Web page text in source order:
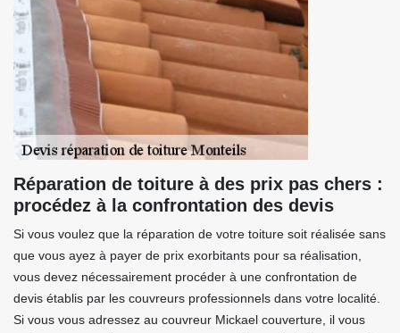
Réparation de toiture à des prix pas chers :
procédez à la confrontation des devis
Si vous voulez que la réparation de votre toiture soit réalisée sans
que vous ayez à payer de prix exorbitants pour sa réalisation,
vous devez nécessairement procéder à une confrontation de
devis établis par les couvreurs professionnels dans votre localité.
Si vous vous adressez au couvreur Mickael couverture, il vous